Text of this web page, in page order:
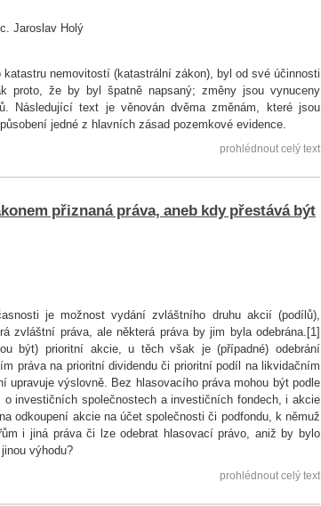
Jaroslav Holý
katastru nemovitostí (katastrální zákon), byl od své účinnosti
proto, že by byl špatně napsaný; změny jsou vynuceny
Následující text je věnován dvěma změnám, které jsou
jedné z hlavních zásad pozemkové evidence.
prohlédnout celý text
přiznaná práva, aneb kdy přestává být
je možnost vydání zvláštního druhu akcií (podílů),
zvláštní práva, ale některá práva by jim byla odebrána.[1]
být) prioritní akcie, u těch však je (případné) odebrání
práva na prioritní dividendu či prioritní podíl na likvidačním
upravuje výslovně. Bez hlasovacího práva mohou být podle
investičních společnostech a investičních fondech, i akcie
odkoupení akcie na účet společnosti či podfondu, k němuž
i jiná práva či lze odebrat hlasovací právo, aniž by bylo
výhodu?
prohlédnout celý text